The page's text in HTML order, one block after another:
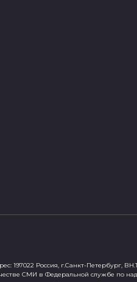
197022 Россия, г.Санкт-
СМИ в Федеральной службе по